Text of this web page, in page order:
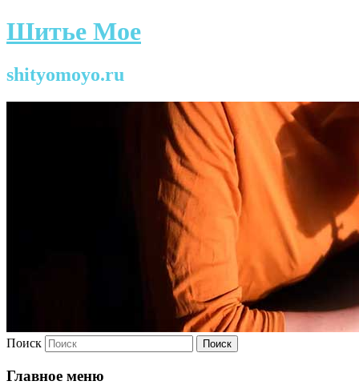
Шитье Мое
shityomoyo.ru
Поиск
Главное меню